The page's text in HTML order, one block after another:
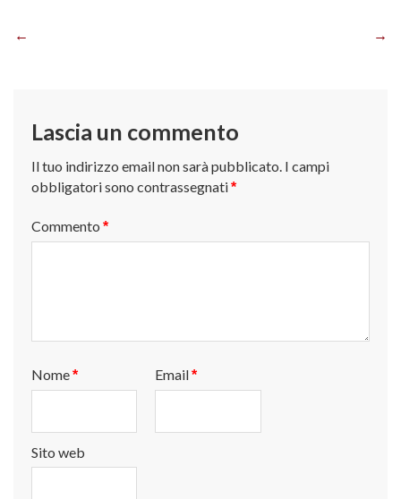
Navigazione
Lascia un commento
Il tuo indirizzo email non sarà pubblicato. I campi
obbligatori sono contrassegnati*
Commento *
Nome* Email*
Sito web